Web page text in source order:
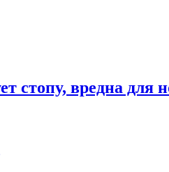
стопу, вредна для